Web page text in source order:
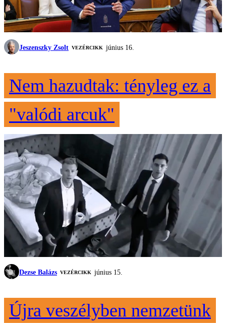
Jeszenszky Zsolt VEZÉRCIKK június 16.
Nem hazudtak: tényleg ez a
"valódi arcuk"
Dezse Balázs VEZÉRCIKK június 15.
Újra veszélyben nemzetünk